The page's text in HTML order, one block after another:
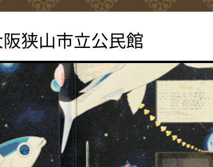
狭山市立公民館